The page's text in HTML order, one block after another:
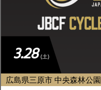
3.28 (土)
広島県三原市 中央森林公園